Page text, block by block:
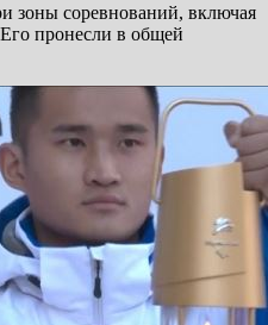
зоны соревнований, включая
пронесли в общей